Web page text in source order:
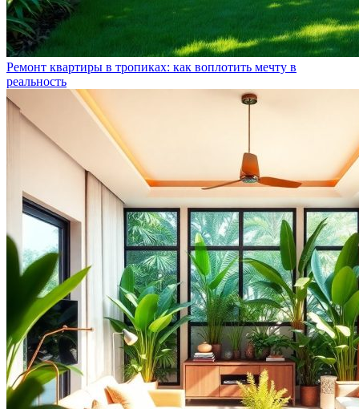
Ремонт квартиры в тропиках: как воплотить мечту в
реальность